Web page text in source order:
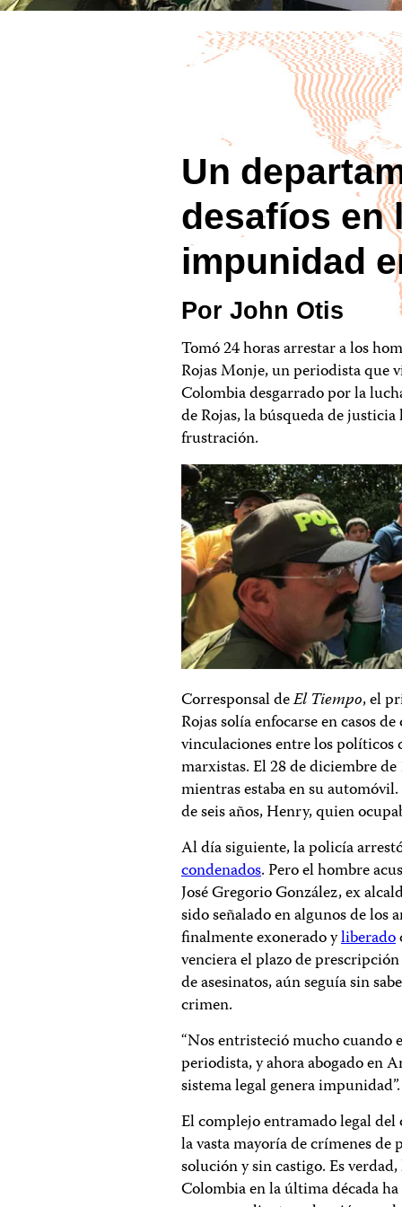
Un
desafíos en
impunidad
Por John Otis
Tomó 24 horas arrestar a los
Rojas Monje, un periodista que
Colombia desgarrado por la
de Rojas, la búsqueda de
frustración.
Corresponsal deEl Tiempo, el
Rojas solía enfocarse en casos
vinculaciones entre los políticos
marxistas. El 28 de diciembre
mientras estaba en su
de seis años, Henry, quien
Al día siguiente, la policía
condenados. Pero el hombre
José Gregorio González, ex
sido señalado en algunos de
finalmente exonerado yliberado
venciera el plazo de prescripción
de asesinatos, aún seguía sin
crimen.
“Nos entristeció mucho cuando
periodista, y ahora abogado en
sistema legal genera impunidad”.
El complejo entramado legal del
la vasta mayoría de crímenes
solución y sin castigo. Es
Colombia en la última década